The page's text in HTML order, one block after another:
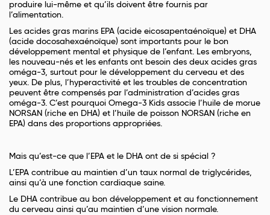
produire lui-même et qu’ils doivent être fournis par
l’alimentation.
Les acides gras marins EPA (acide eicosapentaénoïque) et DHA
(acide docosahexaénoïque) sont importants pour le bon
développement mental et physique de l’enfant. Les embryons,
les nouveau-nés et les enfants ont besoin des deux acides gras
oméga-3, surtout pour le développement du cerveau et des
yeux. De plus, l’hyperactivité et les troubles de concentration
peuvent être compensés par l’administration d’acides gras
oméga-3. C’est pourquoi Omega-3 Kids associe l’huile de morue
NORSAN (riche en DHA) et l’huile de poisson NORSAN (riche en
EPA) dans des proportions appropriées.
Mais qu’est-ce que l’EPA et le DHA ont de si spécial ?
L’EPA contribue au maintien d’un taux normal de triglycérides,
ainsi qu’à une fonction cardiaque saine.
Le DHA contribue au bon développement et au fonctionnement
du cerveau ainsi qu’au maintien d’une vision normale.